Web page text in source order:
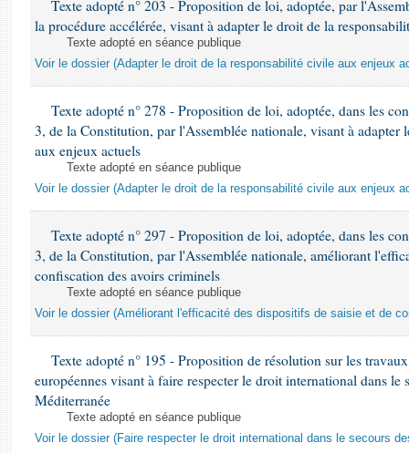
Texte adopté n° 203 - Proposition de loi, adoptée, par
la procédure accélérée, visant à adapter le droit de la
Texte adopté en séance publique
Voir le dossier (Adapter le droit de la responsabilité civile aux enjeux
Texte adopté n° 278 - Proposition de loi, adoptée, dans les
3, de la Constitution, par l'Assemblée nationale, visant à
aux enjeux actuels
Texte adopté en séance publique
Voir le dossier (Adapter le droit de la responsabilité civile aux enjeux
Texte adopté n° 297 - Proposition de loi, adoptée, dans les
3, de la Constitution, par l'Assemblée nationale, améliorant
confiscation des avoirs criminels
Texte adopté en séance publique
Voir le dossier (Améliorant l'efficacité des dispositifs de saisie et de
Texte adopté n° 195 - Proposition de résolution sur les
européennes visant à faire respecter le droit international dans le
Méditerranée
Texte adopté en séance publique
Voir le dossier (Faire respecter le droit international dans le secours